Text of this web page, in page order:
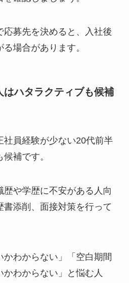
応募先を決めると、入社後
場合があります。
はハタラクティブも候補
社員経験が少ない20代前半
補です。
や学歴に不安がある人向
書添削、面接対策を行って
かわからない」「空白期間
わからない」と悩む人